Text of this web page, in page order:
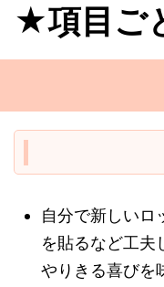
★項目ご
自分で新しいロ
を貼るなど工夫
やりきる喜びを